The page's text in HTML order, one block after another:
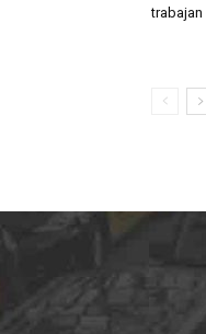
trabajan